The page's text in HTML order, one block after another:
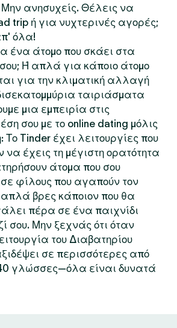
ανησυχείς. Θέλεις να
trip ή για νυχτερινές αγορές;
όλα!
ένα άτομο που σκάει στα
Ή απλά για κάποιο άτομο
για την κλιματική αλλαγή
ταιριάσματα
μια εμπειρία στις
σου με το online dating μόλις
Το Tinder έχει λειτουργίες που
να έχεις τη μέγιστη ορατότητα
άτομα που σου
φίλους που αγαπούν τον
βρες κάποιον που θα
πέρα σε ένα παιχνίδι
σου. Μην ξεχνάς ότι όταν
του Διαβατηρίου
σε περισσότερες από
γλώσσες—όλα είναι δυνατά